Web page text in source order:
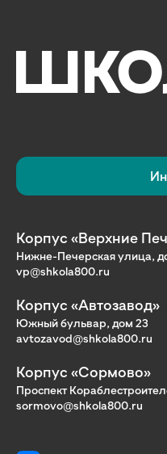
Корпус «Верхние
Нижне-Печерская улица,
vp@shkola800.ru
Корпус «Автозавод»
Южный бульвар, дом 23
avtozavod@shkola800.ru
Корпус «Сормово»
Проспект
sormovo@shkola800.ru